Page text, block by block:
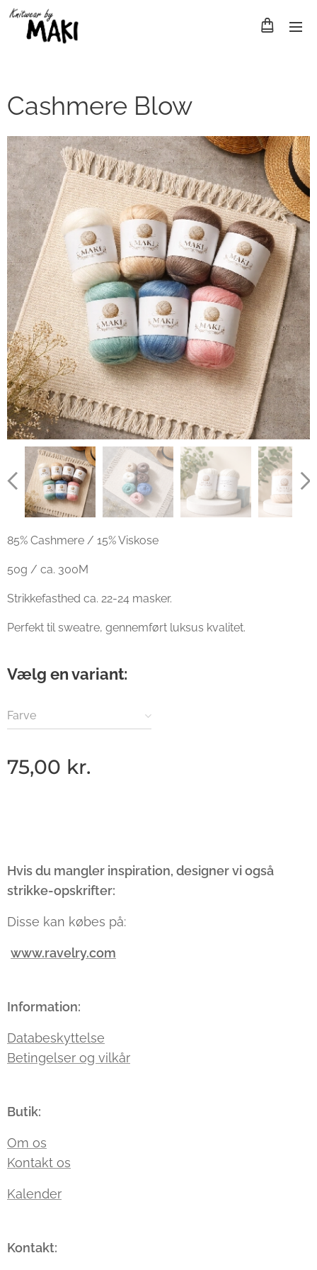
Cashmere Blow
85% Cashmere / 15% Viskose
50g / ca. 300M
Strikkefasthed ca. 22-24 masker.
Perfekt til sweatre, gennemført luksus kvalitet.
Vælg en variant:
Farve
75,00 kr.
Hvis du mangler inspiration, designer vi også
strikke-opskrifter:
Disse kan købes på:
www.ravelry.com
Information:
Databeskyttelse
Betingelser og vilkår
Butik:
Om os
Kontakt os
Kalender
Kontakt: